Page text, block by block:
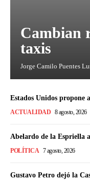
Cambian
taxis
Jorge Camilo Puentes
Estados Unidos propone
ACTUALIDAD 8 agosto, 2026
Abelardo de la Espriella
POLÍTICA 7 agosto, 2026
Gustavo Petro dejó la